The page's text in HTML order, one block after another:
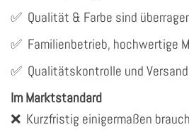
✅ Qualität & Farbe sind
✅ Familienbetrieb, hochwertige
✅ Qualitätskontrolle und
Im Marktstandard
❌ Kurzfristig einigermaßen